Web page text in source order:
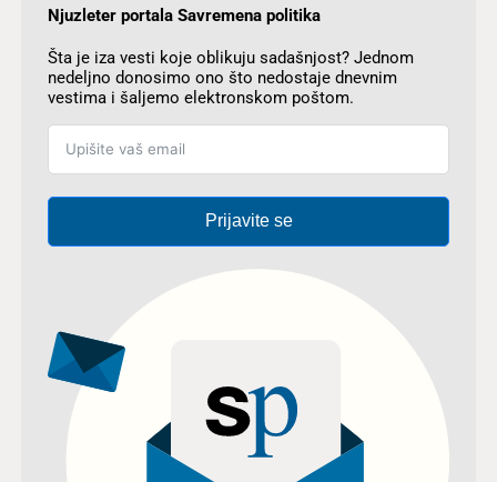
Njuzleter portala Savremena politika
Šta je iza vesti koje oblikuju sadašnjost? Jednom
nedeljno donosimo ono što nedostaje dnevnim
vestima i šaljemo elektronskom poštom.
Prijavite se